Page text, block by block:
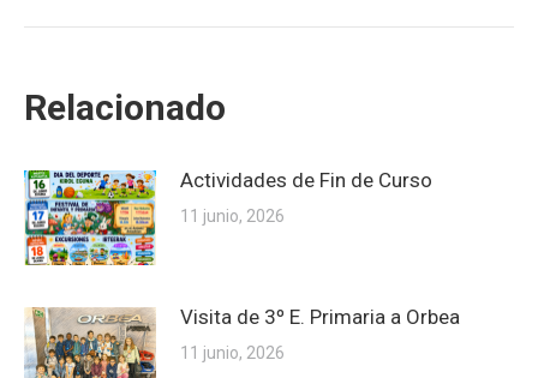
Relacionado
Actividades de Fin de Curso
11 junio, 2026
Visita de 3º E. Primaria a Orbea
11 junio, 2026